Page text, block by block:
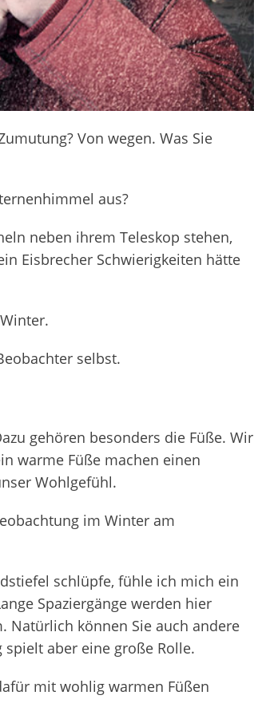
Von wegen. Was Sie
aus?
neben ihrem Teleskop stehen,
Eisbrecher Schwierigkeiten hätte
selbst.
gehören besonders die Füße. Wir
warme Füße machen einen
Wohlgefühl.
im Winter am
schlüpfe, fühle ich mich ein
Spaziergänge werden hier
Natürlich können Sie auch andere
aber eine große Rolle.
mit wohlig warmen Füßen